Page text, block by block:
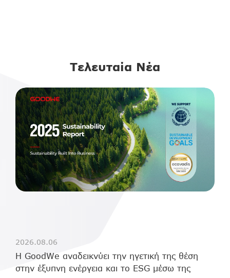
Τελευταία Νέα
2026.08.06
Η GoodWe αναδεικνύει την ηγετική της θέση
στην έξυπνη ενέργεια και το ESG μέσω της